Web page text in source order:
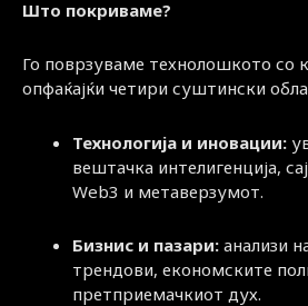
Што покриваме?
Го поврзуваме технолошкото со
опфаќајќи четири суштински
Технологија и иновации:
вештачка интелигенција,
Web3 и метаверзумот.
Бизнис и пазари: анализи
трендови, економските
претприемачкиот дух.